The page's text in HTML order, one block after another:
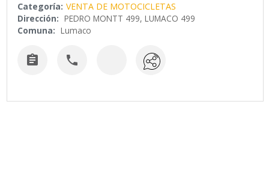
Categoría: VENTA DE MOTOCICLETAS
Dirección: PEDRO MONTT 499, LUMACO 499
Comuna: Lumaco
 